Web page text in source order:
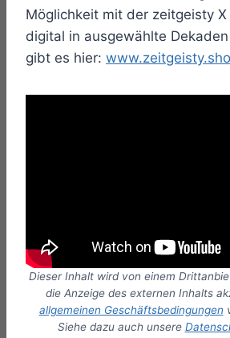
Möglichkeit mit der zeitgeisty
digital in ausgewählte
gibt es hier:
Dieser Inhalt wird von einem
die Anzeige des externen Inhalts
allgemeinen Geschäftsbedingungen
Siehe dazu auch unsere